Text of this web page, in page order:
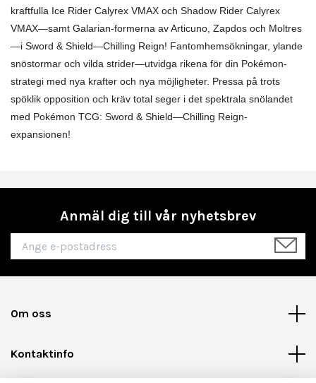
kraftfulla Ice Rider Calyrex VMAX och Shadow Rider Calyrex
VMAX—samt Galarian-formerna av Articuno, Zapdos och Moltres
—i Sword & Shield—Chilling Reign! Fantomhemsökningar, ylande
snöstormar och vilda strider—utvidga rikena för din Pokémon-
strategi med nya krafter och nya möjligheter. Pressa på trots
spöklik opposition och kräv total seger i det spektrala snölandet
med Pokémon TCG: Sword & Shield—Chilling Reign-
expansionen!
Anmäl dig till vår nyhetsbrev
Om oss
Kontaktinfo